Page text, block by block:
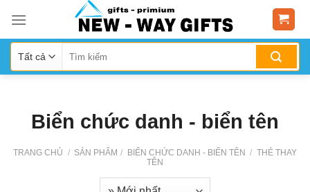
content
Biển chức danh - biển tên
TRANG CHỦ / SẢN PHẨM / BIỂN CHỨC DANH - BIỂN TÊN / THẺ THAY
TÊN